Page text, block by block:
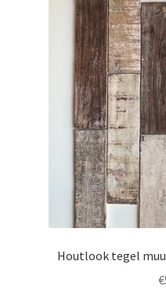
Houtlook tegel
€